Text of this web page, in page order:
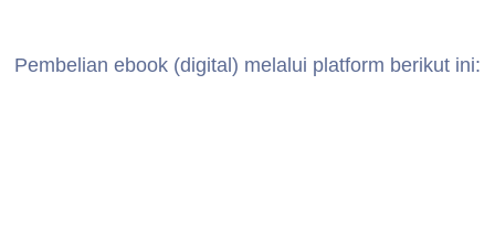
Pembelian ebook (digital) melalui platform berikut ini: